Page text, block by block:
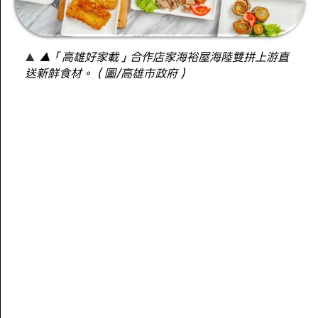
▲「高雄好家載」合作店家海裕屋海陸雙拼上游直
送新鮮食材。（圖/高雄市政府）